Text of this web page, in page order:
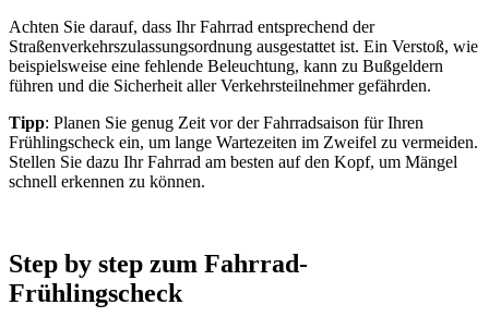
Achten Sie darauf, dass Ihr Fahrrad entsprechend der
Straßenverkehrszulassungsordnung ausgestattet ist. Ein Verstoß, wie
beispielsweise eine fehlende Beleuchtung, kann zu Bußgeldern
führen und die Sicherheit aller Verkehrsteilnehmer gefährden.
Tipp: Planen Sie genug Zeit vor der Fahrradsaison für Ihren
Frühlingscheck ein, um lange Wartezeiten im Zweifel zu vermeiden.
Stellen Sie dazu Ihr Fahrrad am besten auf den Kopf, um Mängel
schnell erkennen zu können.
Step by step zum Fahrrad-
Frühlingscheck